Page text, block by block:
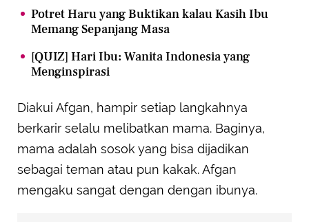
Potret Haru yang Buktikan kalau Kasih Ibu
Memang Sepanjang Masa
[QUIZ] Hari Ibu: Wanita Indonesia yang
Menginspirasi
Diakui Afgan, hampir setiap langkahnya
berkarir selalu melibatkan mama. Baginya,
mama adalah sosok yang bisa dijadikan
sebagai teman atau pun kakak. Afgan
mengaku sangat dengan dengan ibunya.